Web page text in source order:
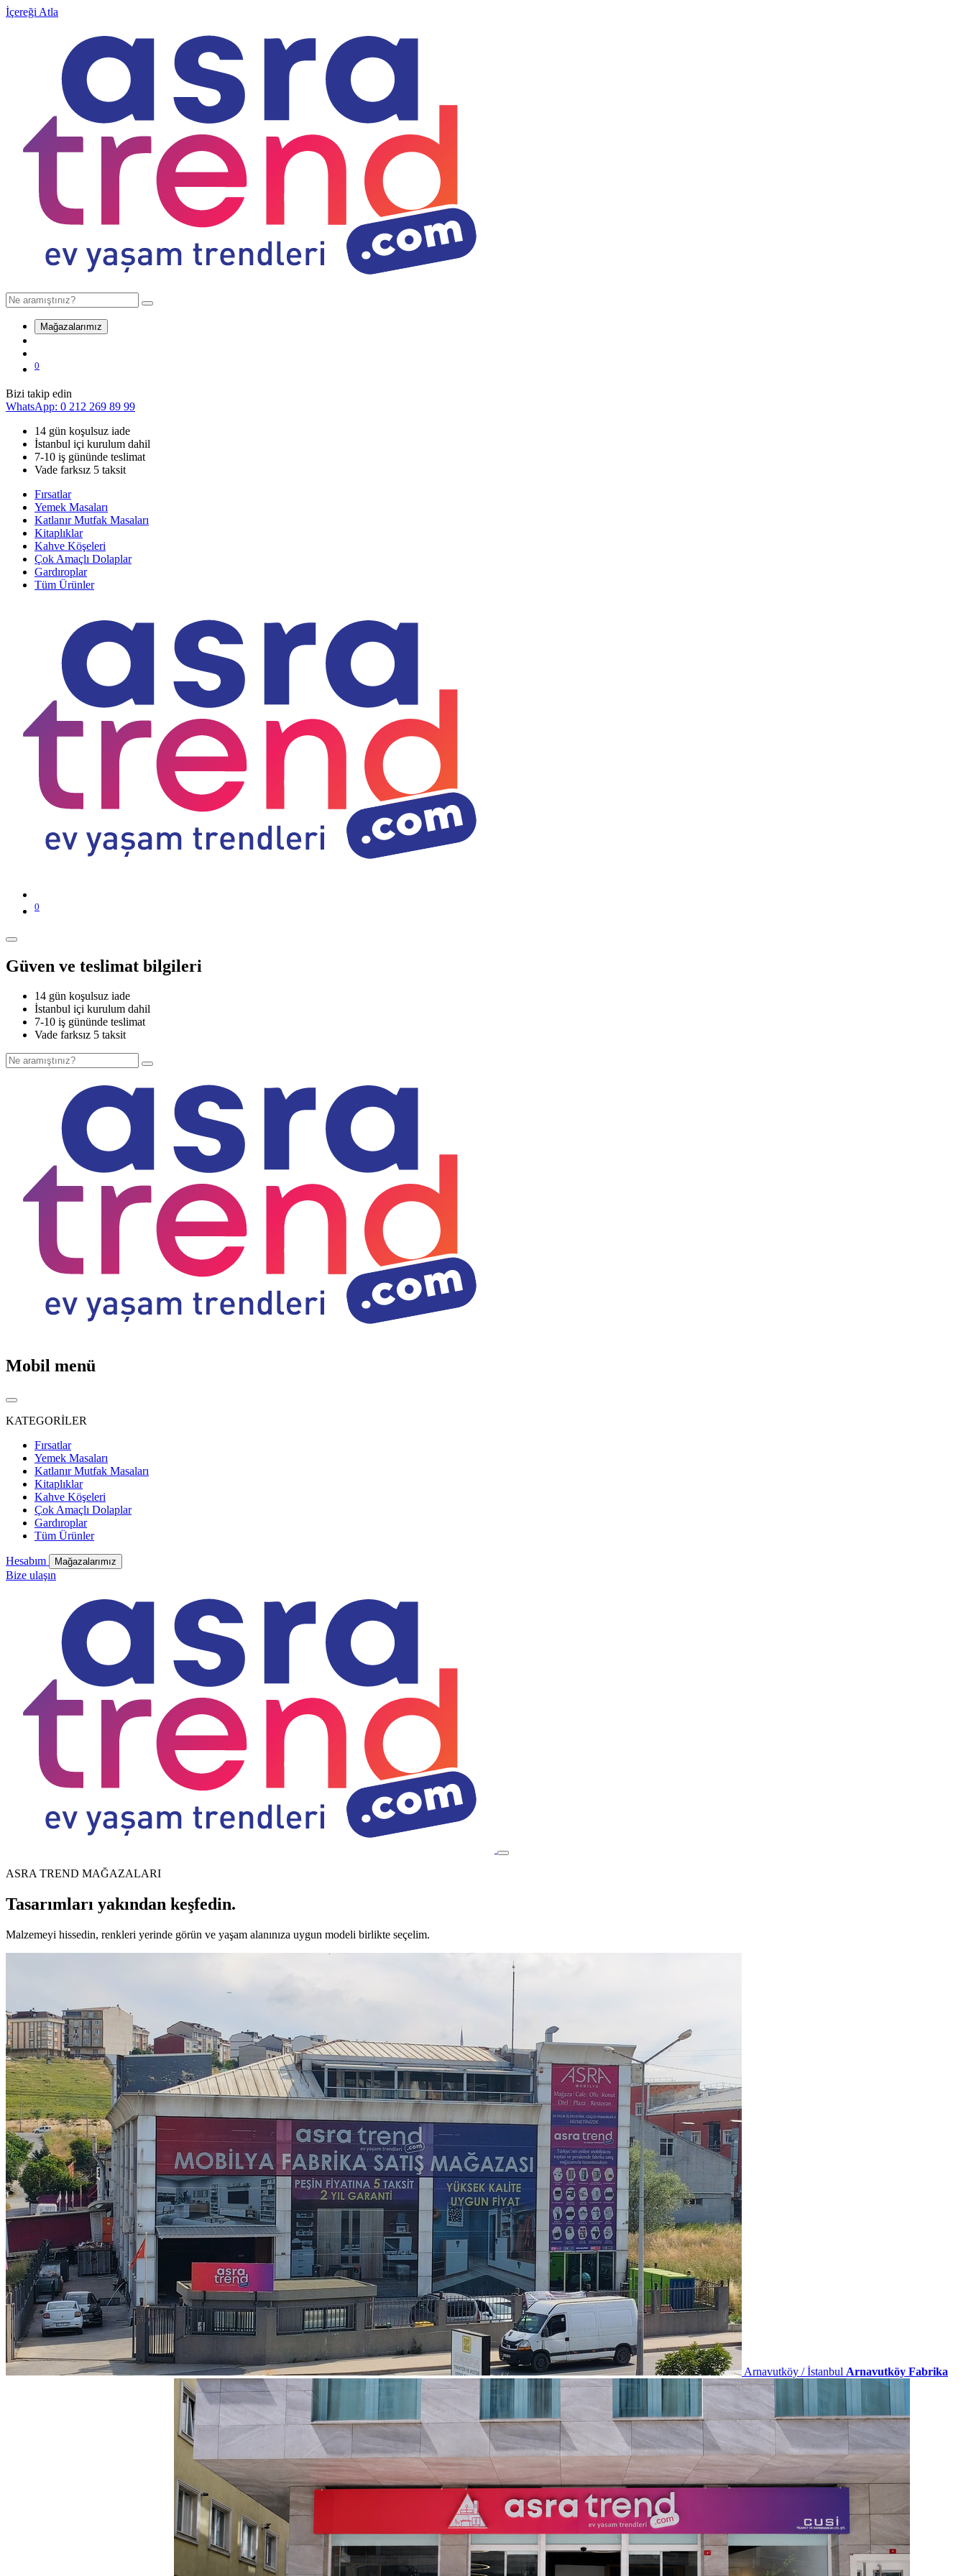
İçereği Atla
Mağazalarımız
0
Bizi takip edin
WhatsApp: 0 212 269 89 99
14 gün koşulsuz iade
İstanbul içi kurulum dahil
7-10 iş gününde teslimat
Vade farksız 5 taksit
Fırsatlar
Yemek Masaları
Katlanır Mutfak Masaları
Kitaplıklar
Kahve Köşeleri
Çok Amaçlı Dolaplar
Gardıroplar
Tüm Ürünler
0
Güven ve teslimat bilgileri
14 gün koşulsuz iade
İstanbul içi kurulum dahil
7-10 iş gününde teslimat
Vade farksız 5 taksit
Mobil menü
KATEGORİLER
Fırsatlar
Yemek Masaları
Katlanır Mutfak Masaları
Kitaplıklar
Kahve Köşeleri
Çok Amaçlı Dolaplar
Gardıroplar
Tüm Ürünler
Hesabım Mağazalarımız
Bize ulaşın
ASRA TREND MAĞAZALARI
Tasarımları yakından keşfedin.
Malzemeyi hissedin, renkleri yerinde görün ve yaşam alanınıza uygun modeli birlikte seçelim.
Arnavutköy / İstanbul Arnavutköy Fabrika